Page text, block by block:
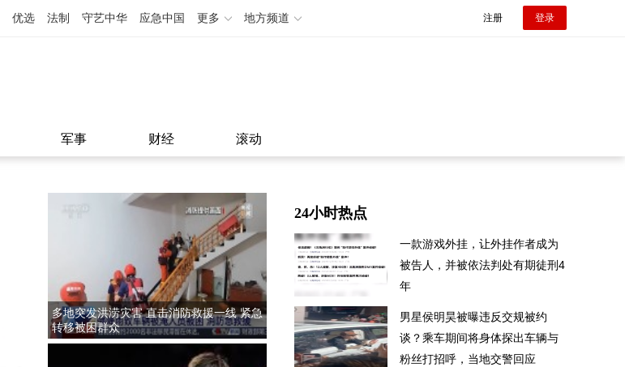
优选 法制 守艺中华 应急中国 更多 地方频道 注册 登录
军事 财经 滚动
多地突发洪涝灾害 直击消防救援一线 紧急
转移被困群众
24小时热点
一款游戏外挂，让外挂作者成为
被告人，并被依法判处有期徒刑4
年
男星侯明昊被曝违反交规被约
谈？乘车期间将身体探出车辆与
粉丝打招呼，当地交警回应